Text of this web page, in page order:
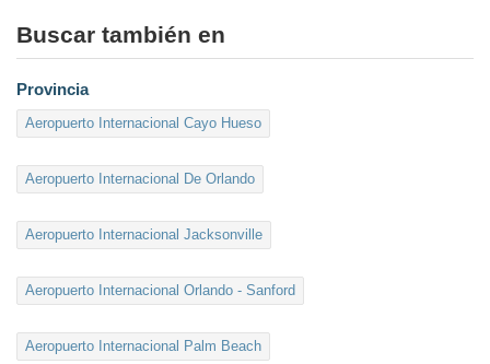
Buscar también en
Provincia
Aeropuerto Internacional Cayo Hueso
Aeropuerto Internacional De Orlando
Aeropuerto Internacional Jacksonville
Aeropuerto Internacional Orlando - Sanford
Aeropuerto Internacional Palm Beach